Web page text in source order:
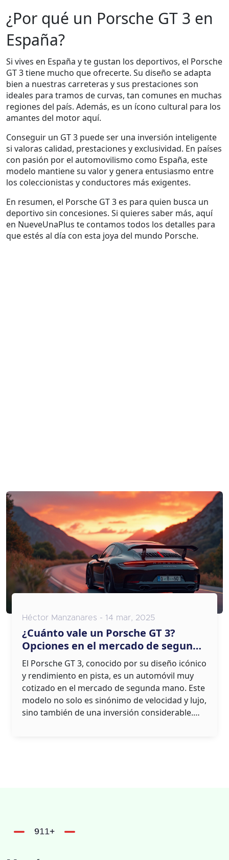
¿Por qué un Porsche GT 3 en
España?
Si vives en España y te gustan los deportivos, el Porsche
GT 3 tiene mucho que ofrecerte. Su diseño se adapta
bien a nuestras carreteras y sus prestaciones son
ideales para tramos de curvas, tan comunes en muchas
regiones del país. Además, es un ícono cultural para los
amantes del motor aquí.
Conseguir un GT 3 puede ser una inversión inteligente
si valoras calidad, prestaciones y exclusividad. En países
con pasión por el automovilismo como España, este
modelo mantiene su valor y genera entusiasmo entre
los coleccionistas y conductores más exigentes.
En resumen, el Porsche GT 3 es para quien busca un
deportivo sin concesiones. Si quieres saber más, aquí
en NueveUnaPlus te contamos todos los detalles para
que estés al día con esta joya del mundo Porsche.
Héctor Manzanares - 14 mar, 2025
¿Cuánto vale un Porsche GT 3?
Opciones en el mercado de segunda
mano
El Porsche GT 3, conocido por su diseño icónico
y rendimiento en pista, es un automóvil muy
cotizado en el mercado de segunda mano. Este
modelo no solo es sinónimo de velocidad y lujo,
sino también de una inversión considerable.